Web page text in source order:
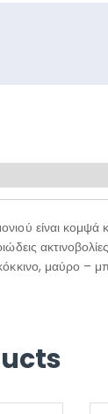
είναι
μαύρο –